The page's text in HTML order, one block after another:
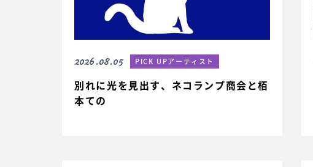
2026.08.05 PICK UPアーティスト
別れに光を見出す、ネコランプ商会と栢
本ての